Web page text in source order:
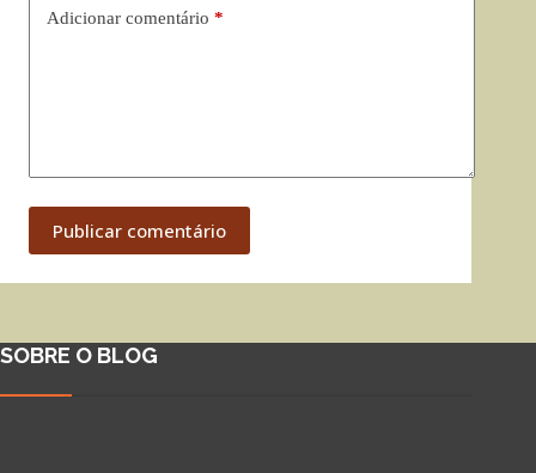
Adicionar comentário *
Publicar comentário
SOBRE O BLOG